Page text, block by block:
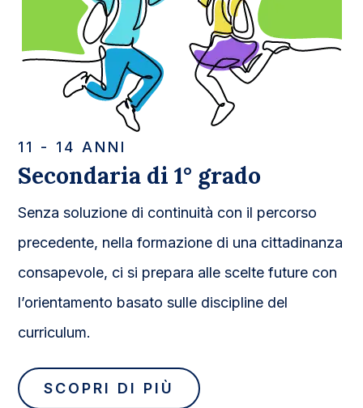
11 - 14 ANNI
Secondaria di 1° grado
Senza soluzione di continuità con il percorso
precedente, nella formazione di una cittadinanza
consapevole, ci si prepara alle scelte future con
l’orientamento basato sulle discipline del
curriculum.
SCOPRI DI PIÙ